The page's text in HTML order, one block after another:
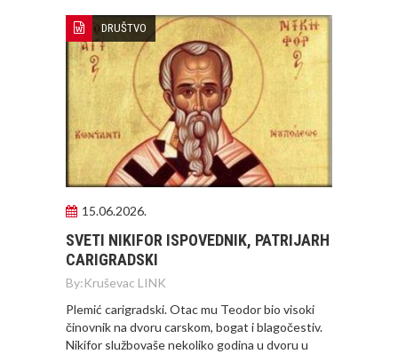
DRUŠTVO
15.06.2026.
SVETI NIKIFOR ISPOVEDNIK, PATRIJARH
CARIGRADSKI
By:Kruševac LINK
Plemić carigradski. Otac mu Teodor bio visoki
činovnik na dvoru carskom, bogat i blagočestiv.
Nikifor službovaše nekoliko godina u dvoru u